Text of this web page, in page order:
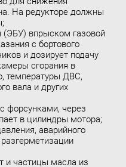
На редукторе должны
(ЭБУ) впрыском газовой
с бортового
и дозирует подачу
сгорания в
температуры ДВС,
вала и других
форсунками, через
в цилиндры мотора;
аварийного
и частицы масла из